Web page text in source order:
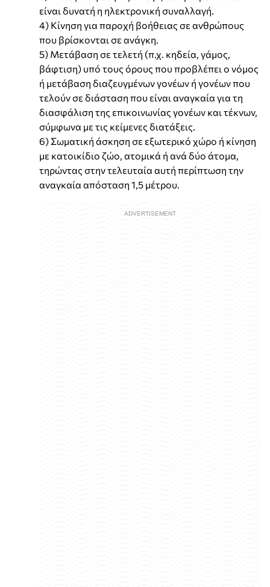
είναι δυνατή η ηλεκτρονική συναλλαγή.
4) Κίνηση για παροχή βοήθειας σε ανθρώπους
που βρίσκονται σε ανάγκη.
5) Μετάβαση σε τελετή (π.χ. κηδεία, γάμος,
βάφτιση) υπό τους όρους που προβλέπει ο νόμος
ή μετάβαση διαζευγμένων γονέων ή γονέων που
τελούν σε διάσταση που είναι αναγκαία για τη
διασφάλιση της επικοινωνίας γονέων και τέκνων,
σύμφωνα με τις κείμενες διατάξεις.
6) Σωματική άσκηση σε εξωτερικό χώρο ή κίνηση
με κατοικίδιο ζώο, ατομικά ή ανά δύο άτομα,
τηρώντας στην τελευταία αυτή περίπτωση την
αναγκαία απόσταση 1,5 μέτρου.